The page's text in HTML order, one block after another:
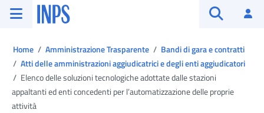
Vai al menu principale
Vai al contenuto principale
Vai al pie' di pagina
INPS ()
Home Amministrazione Trasparente
Bandi di gara e contratti
Atti delle amministrazioni aggiudicatrici e degli enti aggiudicatori
Elenco delle soluzioni tecnologiche adottate dalle stazioni
appaltanti ed enti concedenti per l’automatizzazione delle proprie
attività